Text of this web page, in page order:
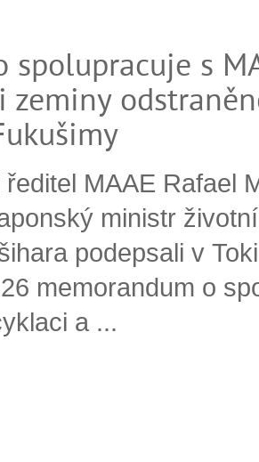
spolupracuje s
zeminy
MAAE Rafael
ministr
podepsali v
memorandum o
a ...